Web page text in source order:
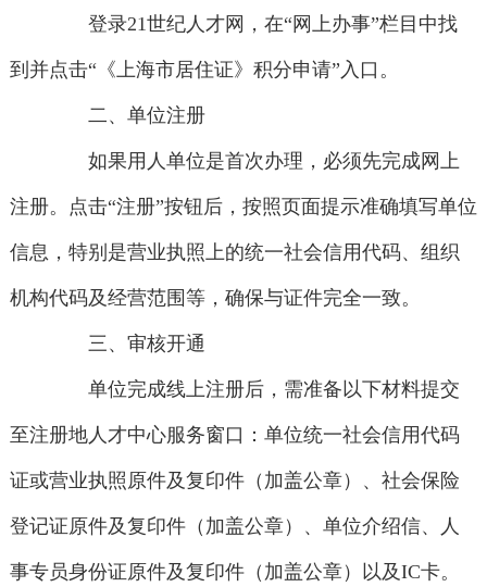
登录21世纪人才网，在“网上办事”栏目中找
到并点击“《上海市居住证》积分申请”入口。
二、单位注册
如果用人单位是首次办理，必须先完成网上
注册。点击“注册”按钮后，按照页面提示准确填写单位
信息，特别是营业执照上的统一社会信用代码、组织
机构代码及经营范围等，确保与证件完全一致。
三、审核开通
单位完成线上注册后，需准备以下材料提交
至注册地人才中心服务窗口：单位统一社会信用代码
证或营业执照原件及复印件（加盖公章）、社会保险
登记证原件及复印件（加盖公章）、单位介绍信、人
事专员身份证原件及复印件（加盖公章）以及IC卡。